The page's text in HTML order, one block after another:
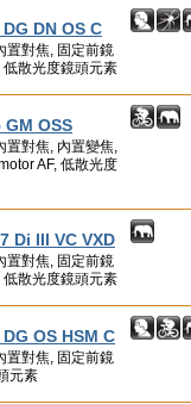
DN OS C
置對焦, 固定前鏡
散光度鏡頭元素
OSS
置對焦, 內置變焦,
AF, 低散光度
Di III VC VXD
置對焦, 固定前鏡
散光度鏡頭元素
OS HSM C
置對焦, 固定前鏡
元素